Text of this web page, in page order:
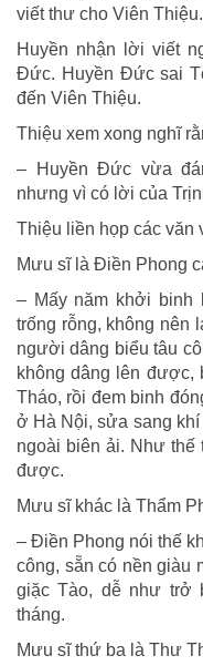
viết thư cho Viên Thiệu.
Huyền nhận lời viết
Đức. Huyền Đức sai
đến Viên Thiệu.
Thiệu xem xong nghĩ
– Huyền Đức vừa
nhưng vì có lời của
Thiệu liền họp các văn
Mưu sĩ là Điền Phong
– Mấy năm khởi binh
trống rỗng, không nên
người dâng biểu tâu
không dâng lên được,
Tháo, rồi đem binh
ở Hà Nội, sửa sang
ngoài biên ải. Như thế
được.
Mưu sĩ khác là Thẩm
– Điền Phong nói thế
công, sẵn có nền giàu
giặc Tào, dễ như trở
tháng.
Mưu sĩ thứ ba là Thư